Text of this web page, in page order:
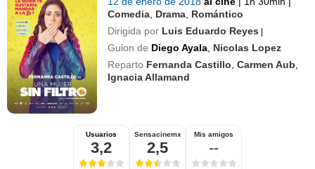
Comedia Drama Romántico
Dirigida por Luis Eduardo Reyes |
Guion de Diego Ayala Nicolas Lopez
Reparto Fernanda Castillo ,Carmen Aub
Ignacia Allamand
Usuarios
3,2
Sensacinemx
2,5
Mis amigos
--